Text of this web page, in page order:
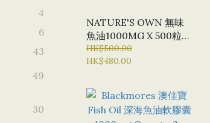
4
6
43
49
30
NATURE'S OWN 無味
魚油1000MG X 500粒
(500粒裝新貨)
HK$500.00
HK$480.00